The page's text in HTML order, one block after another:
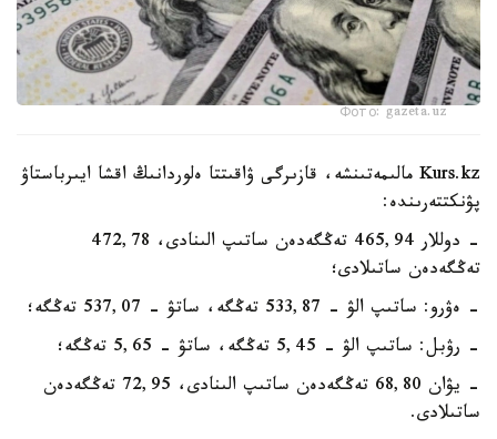
Фото: gazeta.uz
Kurs.kz مالىمەتىنشە، قازىرگى ۋاقىتتا ەلوردانىڭ اقشا ايىرباستاۋ
پۋنكتتەرىندە:
- دوللار 465,94 تەڭگەدەن ساتىپ الىنادى، 472,78
تەڭگەدەن ساتىلادى؛
- ەۋرو: ساتىپ الۋ - 533,87 تەڭگە، ساتۋ - 537,07 تەڭگە؛
- رۋبل: ساتىپ الۋ - 5,45 تەڭگە، ساتۋ - 5,65 تەڭگە؛
- يۋان 68,80 تەڭگەدەن ساتىپ الىنادى، 72,95 تەڭگەدەن
ساتىلادى.